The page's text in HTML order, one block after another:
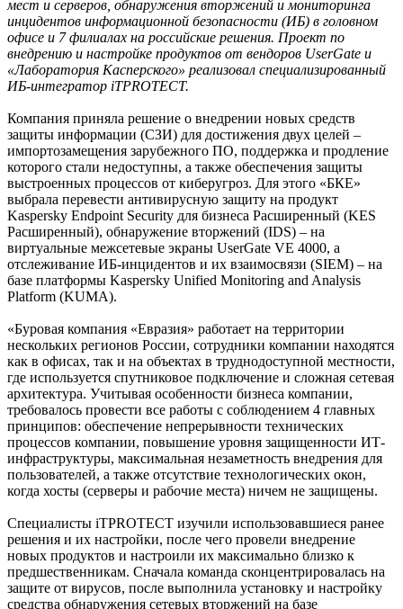
мест и серверов, обнаружения вторжений и мониторинга
инцидентов информационной безопасности (ИБ) в головном
офисе и 7 филиалах на российские решения. Проект по
внедрению и настройке продуктов от вендоров UserGate и
«Лаборатория Касперского» реализовал специализированный
ИБ-интегратор iTPROTECT.
Компания приняла решение о внедрении новых средств
защиты информации (СЗИ) для достижения двух целей –
импортозамещения зарубежного ПО, поддержка и продление
которого стали недоступны, а также обеспечения защиты
выстроенных процессов от киберугроз. Для этого «БКЕ»
выбрала перевести антивирусную защиту на продукт
Kaspersky Endpoint Security для бизнеса Расширенный (KES
Расширенный), обнаружение вторжений (IDS) – на
виртуальные межсетевые экраны UserGate VE 4000, а
отслеживание ИБ-инцидентов и их взаимосвязи (SIEM) – на
базе платформы Kaspersky Unified Monitoring and Analysis
Platform (KUMA).
«Буровая компания «Евразия» работает на территории
нескольких регионов России, сотрудники компании находятся
как в офисах, так и на объектах в труднодоступной местности,
где используется спутниковое подключение и сложная сетевая
архитектура. Учитывая особенности бизнеса компании,
требовалось провести все работы с соблюдением 4 главных
принципов: обеспечение непрерывности технических
процессов компании, повышение уровня защищенности ИТ-
инфраструктуры, максимальная незаметность внедрения для
пользователей, а также отсутствие технологических окон,
когда хосты (серверы и рабочие места) ничем не защищены.
Специалисты iTPROTECT изучили использовавшиеся ранее
решения и их настройки, после чего провели внедрение
новых продуктов и настроили их максимально близко к
предшественникам. Сначала команда сконцентрировалась на
защите от вирусов, после выполнила установку и настройку
средства обнаружения сетевых вторжений на базе